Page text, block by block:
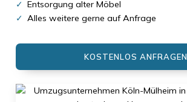
Entsorgung alter Möbel
Alles weitere gerne auf Anfrage
KOSTENLOS ANFRAGEN